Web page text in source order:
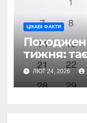
ЦІКАВІ ФАКТИ
тижня:
Вавилону
ЛЮТ 24, 2026